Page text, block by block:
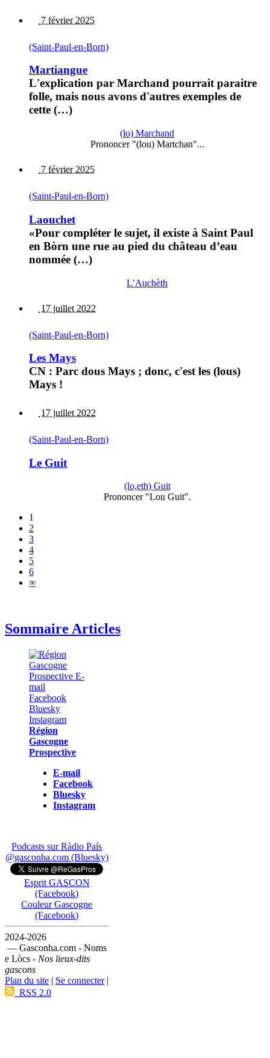
7 février 2025
(Saint-Paul-en-Born)
Martiangue
L'explication par Marchand pourrait paraitre
folle, mais nous avons d'autres exemples de
cette (…)
(lo) Marchand
Prononcer "(lou) Martchan"...
7 février 2025
(Saint-Paul-en-Born)
Laouchet
«Pour compléter le sujet, il existe à Saint Paul
en Bòrn une rue au pied du château d’eau
nommée (…)
L’Auchèth
17 juillet 2022
(Saint-Paul-en-Born)
Les Mays
CN : Parc dous Mays ; donc, c'est les (lous)
Mays !
17 juillet 2022
(Saint-Paul-en-Born)
Le Guit
(lo,eth) Guit
Prononcer "Lou Guit".
1
2
3
4
5
6
∞
Sommaire Articles
Région
Gascogne
Prospective
E-mail
Facebook
Bluesky
Instagram
Podcasts sur Ràdio País
@gasconha.com (Bluesky)
Esprit GASCON
(Facebook)
Couleur Gascogne
(Facebook)
2024-2026
— Gasconha.com - Noms
e Lòcs - Nos lieux-dits
gascons
Plan du site | Se connecter|
RSS 2.0